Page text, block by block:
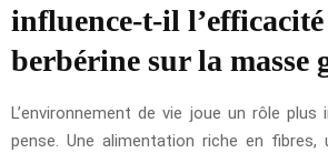
influence-t-il
berbérine sur la masse
L’environnement de vie joue un rôle plus
pense. Une alimentation riche en fibres,